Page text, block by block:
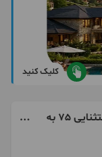
کلیک کنید
مشارکت شرایط استثنایی 75 به